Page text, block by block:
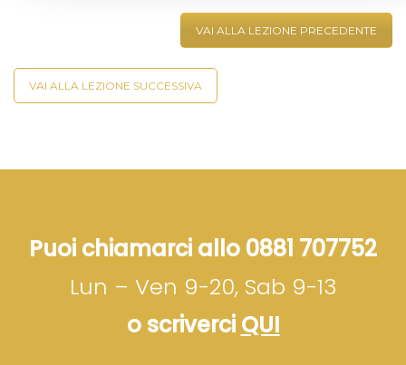
VAI ALLA LEZIONE PRECEDENTE
VAI ALLA LEZIONE SUCCESSIVA
Puoi chiamarci allo 0881 707752
Lun – Ven 9-20, Sab 9-13
o scriverci QUI